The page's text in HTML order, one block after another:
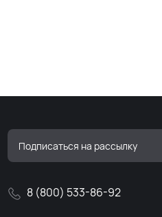
8 (800) 533-86-92